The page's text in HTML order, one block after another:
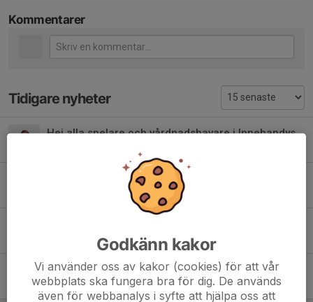
Kommentarer
Tidigare nyheter
Hej alla spelare och vårdnadshavare i Innebandyskolan!
Målvaktutrustning till nästa träning - Samling 09:45
0
27 okt 2025 0
Eventuell träning på Onsdag 1300
27 okt 2025 0
Godkänn kakor
Vi använder oss av kakor (cookies) för att vår
webbplats ska fungera bra för dig. De används
även för webbanalys i syfte att hjälpa oss att